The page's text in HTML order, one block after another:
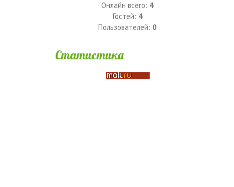
Онлайн всего: 4
Гостей: 4
Пользователей: 0
Статистика